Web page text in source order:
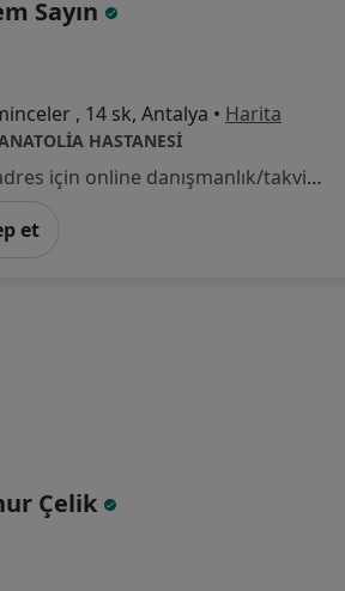
Sayın
, 14 sk, Antalya • Harita
HASTANESİ
Bu uzman ilgili adres için online danışmanlık/takvim sunmuyor.
et
Çelik